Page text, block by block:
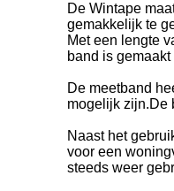
De Wintape
gemakkelijk te
Met een lengte
band is
De meetband
mogelijk zijn.De
Naast het
voor een
steeds weer